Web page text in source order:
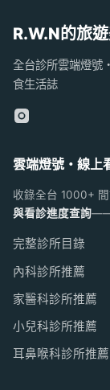
R.W.N的旅
全台診所雲端燈號
食生活誌
雲端燈號・線上
收錄全台 1000+
與看診進度查詢——
完整診所目錄
內科診所推薦
家醫科診所推薦
小兒科診所推薦
耳鼻喉科診所推薦